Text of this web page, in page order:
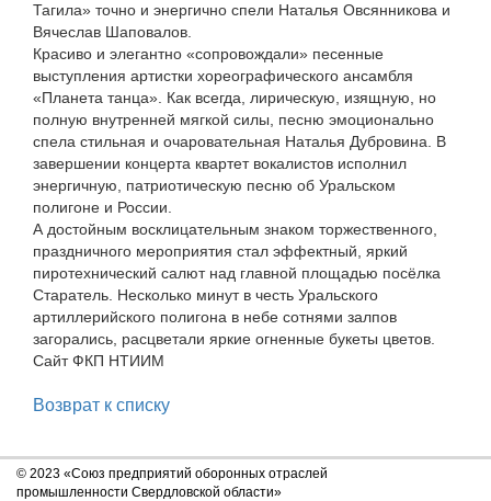
Тагила» точно и энергично спели Наталья Овсянникова и
Вячеслав Шаповалов.
Красиво и элегантно «сопровождали» песенные
выступления артистки хореографического ансамбля
«Планета танца». Как всегда, лирическую, изящную, но
полную внутренней мягкой силы, песню эмоционально
спела стильная и очаровательная Наталья Дубровина. В
завершении концерта квартет вокалистов исполнил
энергичную, патриотическую песню об Уральском
полигоне и России.
А достойным восклицательным знаком торжественного,
праздничного мероприятия стал эффектный, яркий
пиротехнический салют над главной площадью посёлка
Старатель. Несколько минут в честь Уральского
артиллерийского полигона в небе сотнями залпов
загорались, расцветали яркие огненные букеты цветов.
Сайт ФКП НТИИМ
Возврат к списку
© 2023 «Союз предприятий оборонных отраслей
промышленности Свердловской области»